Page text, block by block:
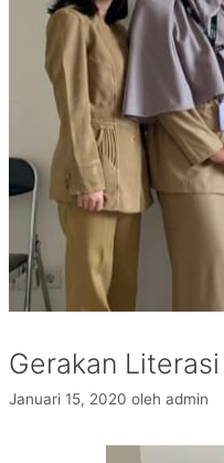
Gerakan
Januari 15, 2020 oleh admin